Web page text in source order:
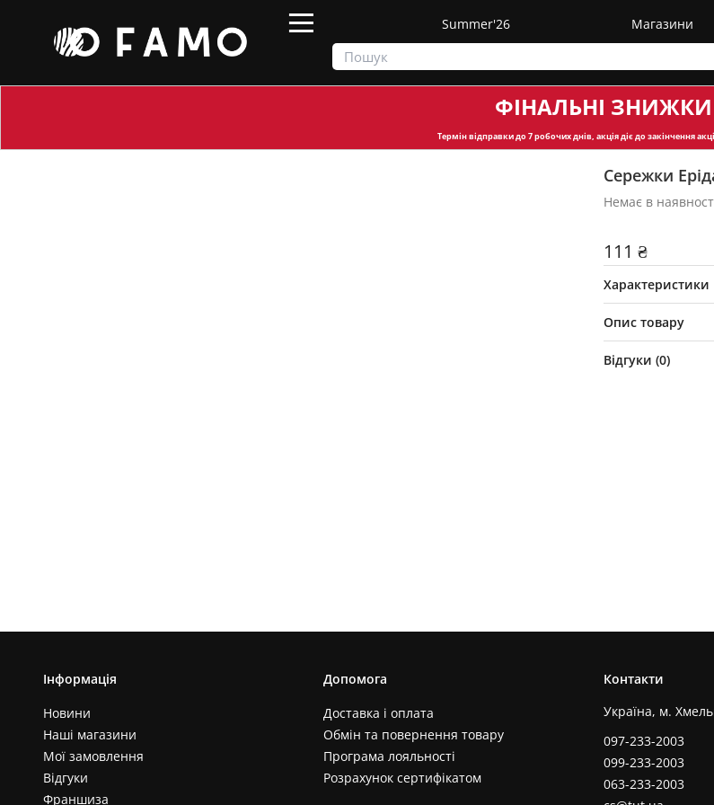
Summer'26 Магазини
ФІНАЛЬНІ ЗНИЖКИ
Термін відправкидо 7 робочих днів, акція діє до закінчення
Сережки
Немає в
111 ₴
Характеристики
Опис товару
Відгуки (0)
Інформація
Новини
Наші магазини
Мої замовлення
Відгуки
Франшиза
Допомога
Доставка і оплата
Обмін та повернення товару
Програма лояльності
Розрахунок сертифікатом
Контакти
Україна, м.
097-233-2003
099-233-2003
063-233-2003